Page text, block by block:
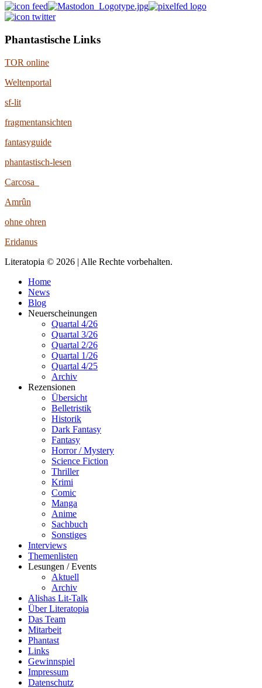
Phantastische Links
TOR online
Weltenportal
sf-lit
fragmentansichten
fantasyguide
phantastisch-lesen
Carcosa
Amrûn
ohne ohren
Eridanus
Literatopia © 2026 | Alle Rechte vorbehalten.
Home
News
Blog
Neuerscheinungen
Quartal 4/26
Quartal 3/26
Quartal 2/26
Quartal 1/26
Quartal 4/25
Archiv
Rezensionen
Übersicht
Belletristik
Historik
Dark Fantasy
Fantasy
Horror / Mystery
Science Fiction
Thriller
Krimi
Comic
Manga
Anime
Sachbuch
Sonstiges
Interviews
Themenlisten
Lesungen / Events
Aktuell
Archiv
Alishas Lit-Talk
Über Literatopia
Das Team
Mitarbeit
Phantast
Links
Gewinnspiel
Impressum
Datenschutz